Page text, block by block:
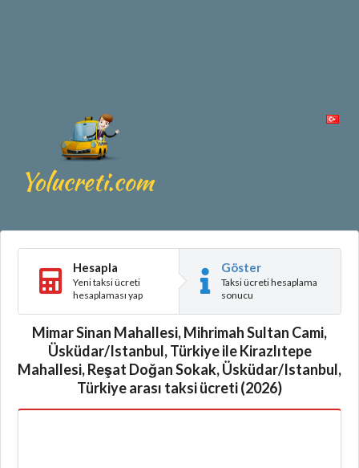
Hesapla
Yeni taksi ücreti
hesaplaması yap
Göster
Taksi ücreti hesaplama
sonucu
Mimar Sinan Mahallesi, Mihrimah Sultan Cami,
Üsküdar/Istanbul, Türkiye ile Kirazlıtepe
Mahallesi, Reşat Doğan Sokak, Üsküdar/Istanbul,
Türkiye arası taksi ücreti (2026)